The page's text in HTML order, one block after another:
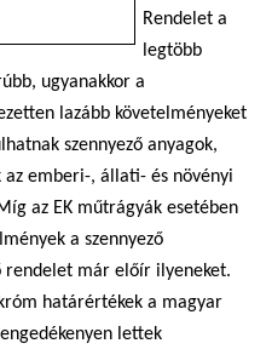
Rendelet a
legtöbb
ugyanakkor a
lazább követelményeket
szennyező anyagok,
emberi-, állati- és növényi
az EK műtrágyák esetében
a szennyező
rendelet már előír ilyeneket.
határértékek a magyar
lettek